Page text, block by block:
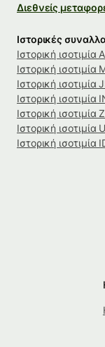
Διεθνείς
Ιστορικές
Ιστορική ισοτιμία
Ιστορική ισοτιμία
Ιστορική ισοτιμία
Ιστορική ισοτιμία
Ιστορική ισοτιμία
Ιστορική ισοτιμία
Ιστορική ισοτιμία